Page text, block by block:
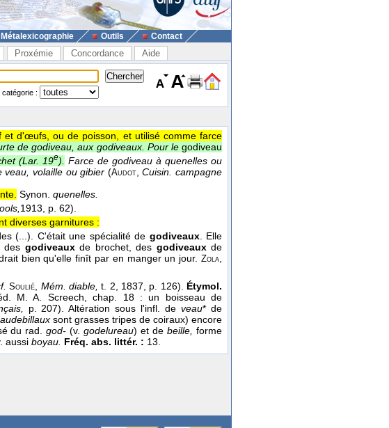
Métalexicographie Outils Contact
Proxémie Concordance Aide
catégorie :
d'œufs, ou de poisson, et utilisé comme farce
de godiveau, aux godiveaux. Pour legodiveau
(Lar. 19e).
Farce de godiveau à quenelles ou
veau, volaille ou gibier (Audot,Cuisin. campagne
Synon. quenelles.
1913 , p. 62).
diverses garnitures :
(...). C'était une spécialité de godiveaux. Elle
des godiveauxde brochet, des godiveauxde
bien qu'elle finît par en manger un jour. Zola
Soulié Mém. diable,t. 2, 1837, p. 126). Étymol.
M. A. Screech, chap. 18 : un boisseau de
p. 207). Altération sous l'infl. deveau* de
sont grasses tripes de coiraux) encore
du rad.god-(v.godelureau) et debeille,forme
aussi boyau. Fréq. abs. littér. : 13.